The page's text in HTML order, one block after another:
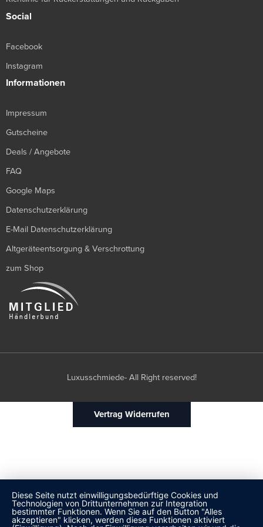
Social
Facebook
Instagram
Informationen
Impressum
Gutscheine
Deals / Angebote
FAQ
Google Maps
Datenschutzerklärung
E-Mail Datenschutzerklärung
Altgeräteentsorgung & Verschrottung
zum Shop
Luxusschmiede- All Right reserved!
Vertrag Widerrufen
Diese Seite nutzt einwilligungsbedürftige Cookies und
Technologien von Drittunternehmen zur Integration
bestimmter Funktionen. Wenn Sie auf den Button "Alles
akzeptieren" klicken, werden diese Funktionen aktiviert